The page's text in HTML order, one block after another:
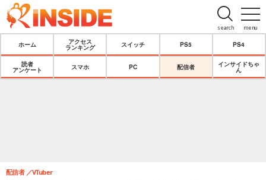
menu
search
ホーム
アクセス
ランキング
スイッチ PS5 PS4
読者
アンケート
スマホ PC 配信者
インサイドちゃ
ん
配信者 VTuber